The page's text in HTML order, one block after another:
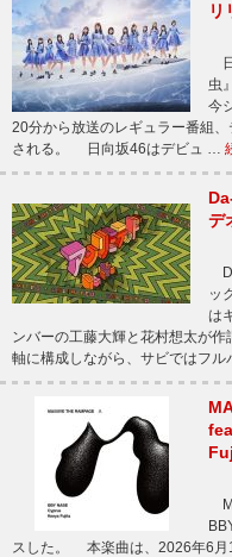
リ
虫
今
20分から放送のレギュラー番組
される。 日向坂46はデビュ …
デ
ッ
は
ンバーの工藤大輝と花村想太が
軸に構成しながら、サビではフ
スした。 本楽曲は、2026年6月